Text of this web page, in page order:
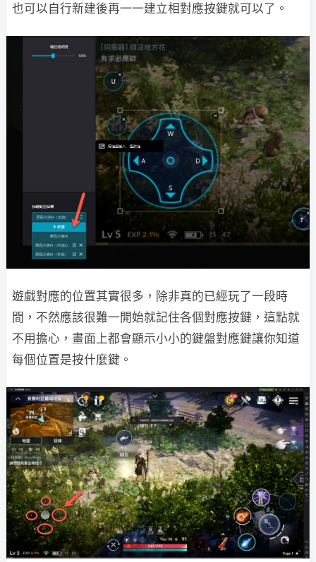
也可以自行新建後再一一建立相對應按鍵就可以了。
遊戲對應的位置其實很多，除非真的已經玩了一段時
間，不然應該很難一開始就記住各個對應按鍵，這點就
不用擔心，畫面上都會顯示小小的鍵盤對應鍵讓你知道
每個位置是按什麼鍵。